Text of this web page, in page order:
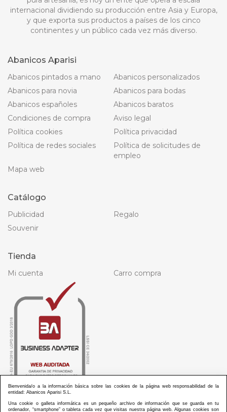
internacional dividiendo su producción entre Asia y Europa,
y que exporta sus productos a países de los cinco
continentes y un público cada vez más diverso.
Abanicos Aparisi
Abanicos pintados a mano
Abanicos personalizados
Abanicos para novia
Abanicos para bodas
Abanicos españoles
Abanicos baratos
Condiciones de compra
Aviso legal
Política cookies
Política privacidad
Política de redes sociales
Política de solicitudes de
empleo
Mapa web
Catálogo
Publicidad
Regalo
Souvenir
Tienda
Mi cuenta Carro compra
Bienvenida/o a la información básica sobre las cookies de la página web responsabilidad de la
entidad: Abanicos Aparisi S.L.
Una cookie o galleta informática es un pequeño archivo de información que se guarda en tu
ordenador, “smartphone” o tableta cada vez que visitas nuestra página web. Algunas cookies son